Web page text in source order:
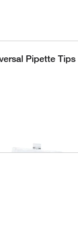
Pipette Tips